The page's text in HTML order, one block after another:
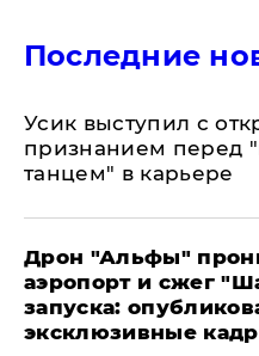
Последние
Усик выступил с
признанием перед
танцем" в карьере
Дрон "Альфы"
аэропорт и сжег
запуска:
эксклюзивные